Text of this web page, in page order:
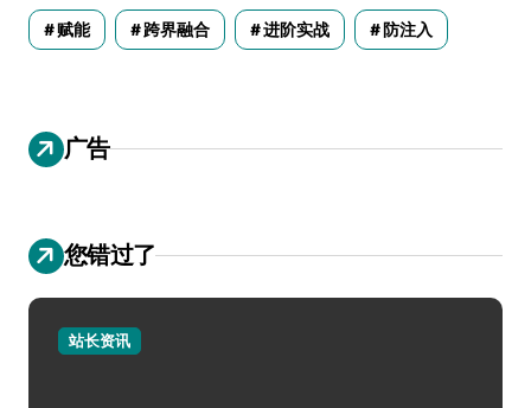
赋能 跨界融合 进阶实战 防注入
广告
您错过了
站长资讯